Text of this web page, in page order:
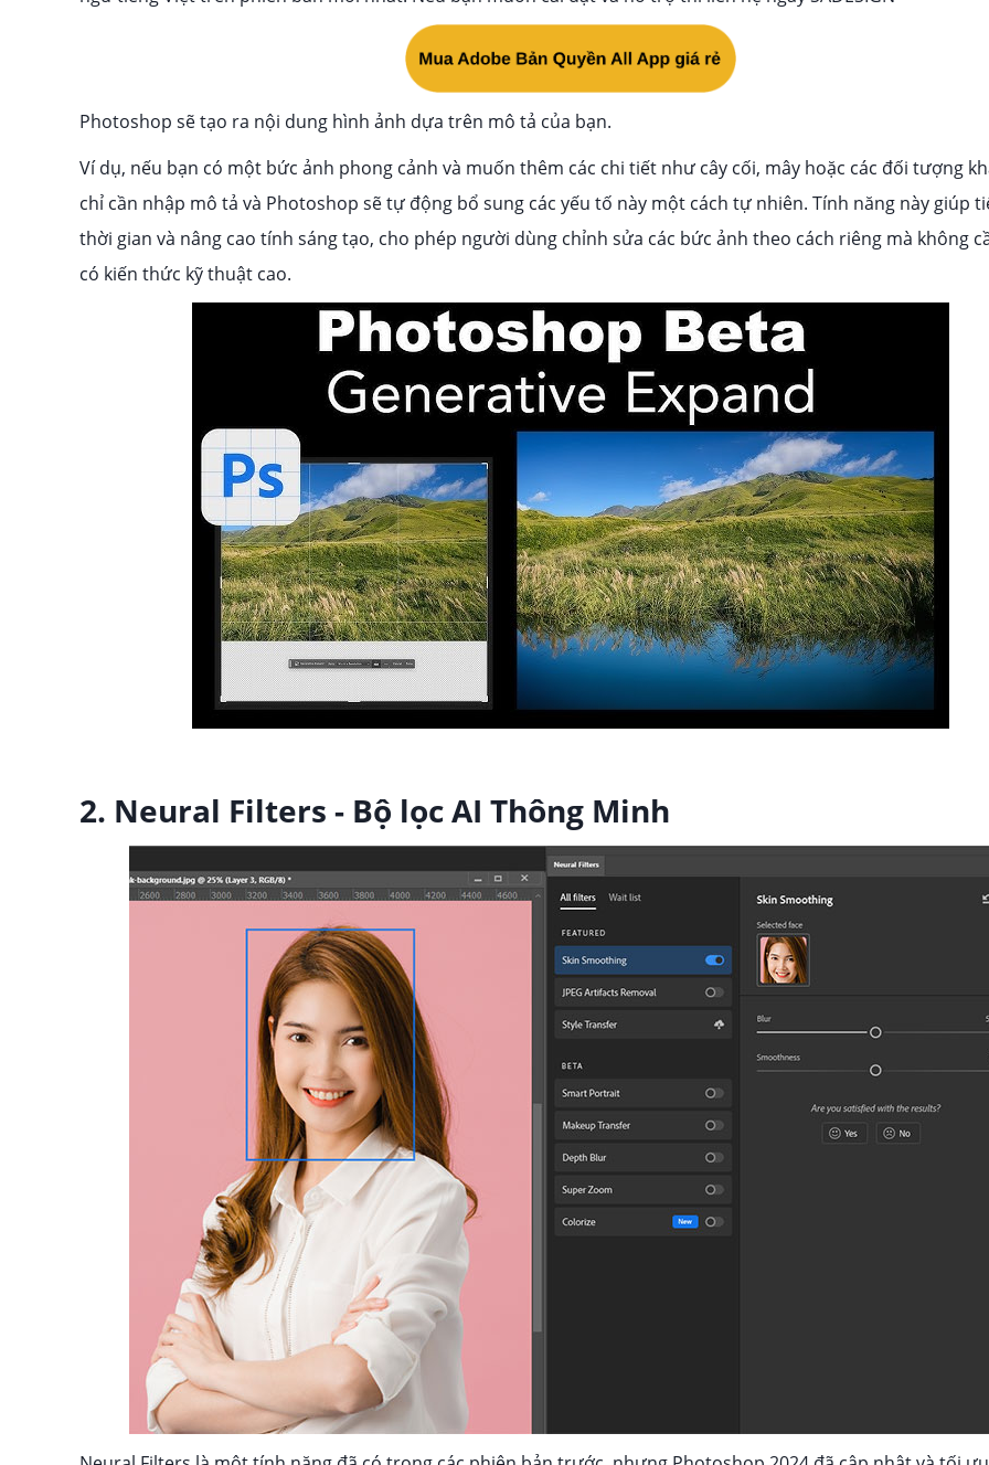
Photoshop sẽ tạo ra nội dung hình ảnh dựa trên mô tả của bạn.
Ví dụ, nếu bạn có một bức ảnh phong cảnh và muốn thêm các chi tiết như cây cối, mây hoặc các đối tượng
chỉ cần nhập mô tả và Photoshop sẽ tự động bổ sung các yếu tố này một cách tự nhiên. Tính năng này giúp
thời gian và nâng cao tính sáng tạo, cho phép người dùng chỉnh sửa các bức ảnh theo cách riêng mà không
có kiến thức kỹ thuật cao.
2. Neural Filters - Bộ lọc AI Thông Minh